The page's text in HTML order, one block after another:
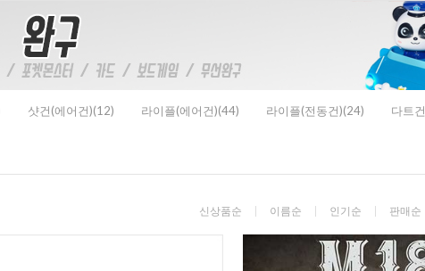
샷건(에어건)(12) 라이플(에어건)(44) 라이플(전동건)(24) 다트건
신상품순 이름순 인기순 판매순